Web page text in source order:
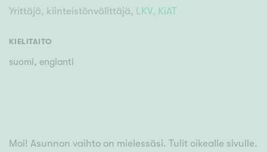
Yrittäjä, kiinteistönvälittäjä, LKV, KiAT
KIELITAITO
suomi, englanti
Moi! Asunnon vaihto on mielessäsi. Tulit oikealle sivulle.